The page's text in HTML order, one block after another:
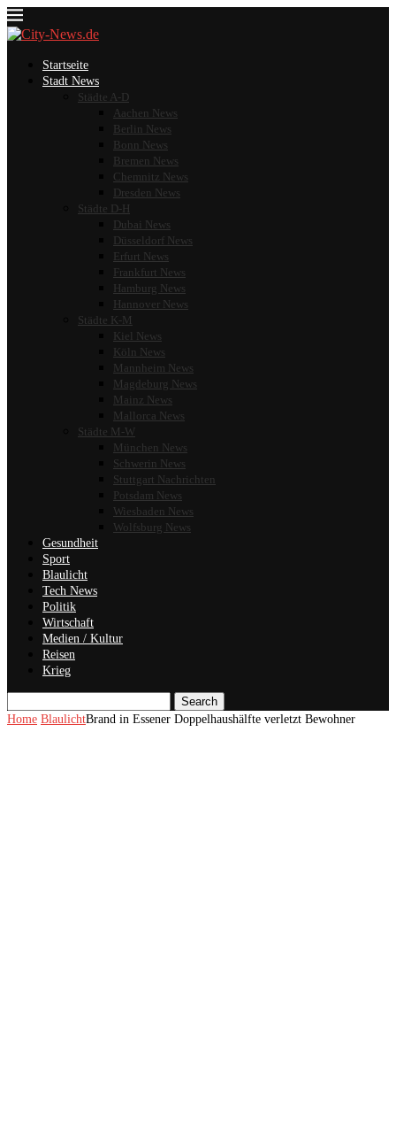
Startseite
Stadt News
Städte A-D
Aachen News
Berlin News
Bonn News
Bremen News
Chemnitz News
Dresden News
Städte D-H
Dubai News
Düsseldorf News
Erfurt News
Frankfurt News
Hamburg News
Hannover News
Städte K-M
Kiel News
Köln News
Mannheim News
Magdeburg News
Mainz News
Mallorca News
Städte M-W
München News
Schwerin News
Stuttgart Nachrichten
Potsdam News
Wiesbaden News
Wolfsburg News
Gesundheit
Sport
Blaulicht
Tech News
Politik
Wirtschaft
Medien / Kultur
Reisen
Krieg
Search
Home BlaulichtBrand in Essener Doppelhaushälfte verletzt Bewohner